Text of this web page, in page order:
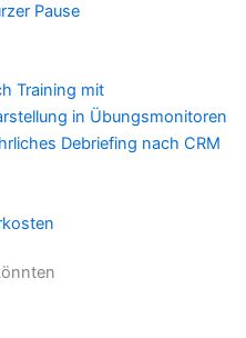
Pause
Training mit
in Übungsmonitoren
Debriefing nach CRM